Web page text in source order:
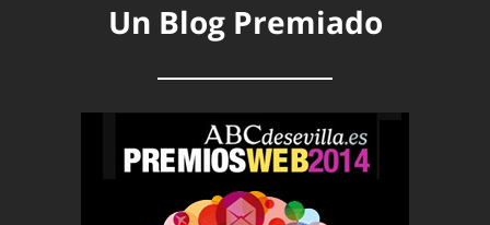
Un Blog Premiado